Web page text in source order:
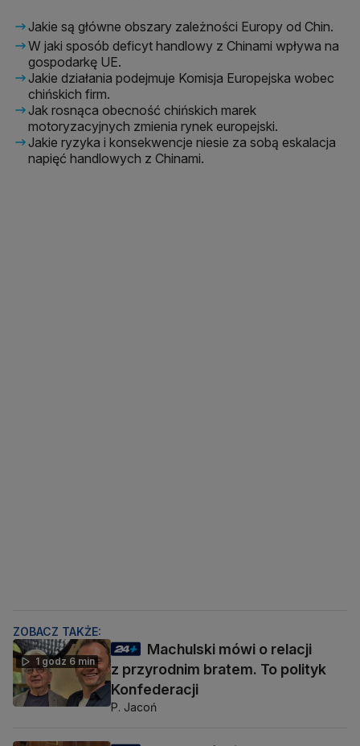
Jakie są główne obszary zależności Europy od Chin.
W jaki sposób deficyt handlowy z Chinami wpływa na
gospodarkę UE.
Jakie działania podejmuje Komisja Europejska wobec
chińskich firm.
Jak rosnąca obecność chińskich marek
motoryzacyjnych zmienia rynek europejski.
Jakie ryzyka i konsekwencje niesie za sobą eskalacja
napięć handlowych z Chinami.
ZOBACZ TAKŻE:
1 godz 6 min
Machulski mówi o relacji
z przyrodnim bratem. To polityk
Konfederacji
P. Jacoń